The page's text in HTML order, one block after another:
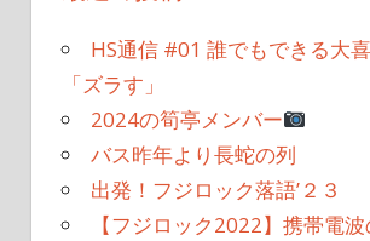
HS通信 #01 誰でもできる大
「ズラす」
2024の筍亭メンバー
バス昨年より長蛇の列
出発！フジロック落語’２３
【フジロック2022】携帯電